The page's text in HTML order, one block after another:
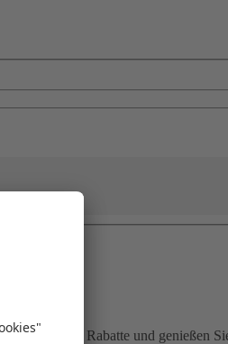
attraktive Rabatte und genießen